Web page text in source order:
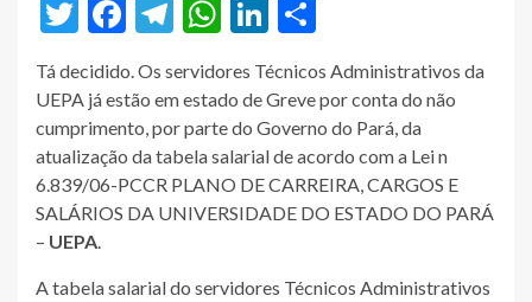
Twitter
Facebook
Telegram
WhatsApp
LinkedIn
Tá decidido. Os servidores Técnicos Administrativos da
UEPA já estão em estado de Greve por conta do não
cumprimento, por parte do Governo do Pará, da
atualização da tabela salarial de acordo com a Lei n
6.839/06-PCCR PLANO DE CARREIRA, CARGOS E
SALÁRIOS DA UNIVERSIDADE DO ESTADO DO PARÁ
– UEPA.
A tabela salarial do servidores Técnicos Administrativos